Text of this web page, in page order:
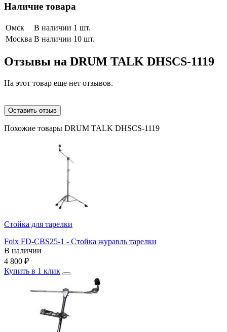
Наличие товара
Омск
В наличии 1 шт.
Москва В наличии 10 шт.
Отзывы на DRUM TALK DHSCS-1119
На этот товар еще нет отзывов.
Оставить отзыв
Похожие товары DRUM TALK DHSCS-1119
Стойка для тарелки
Foix FD-CBS25-1 - Стойка журавль тарелки
В наличии
4 800 ₽
Купить в 1 клик